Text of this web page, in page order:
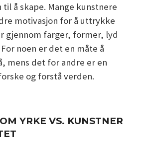
å skape. Mange kunstnere
motivasjon for å uttrykke
gjennom farger, former, lyd
noen er det en måte å
mens det for andre er en
og forstå verden.
YRKE VS. KUNSTNER